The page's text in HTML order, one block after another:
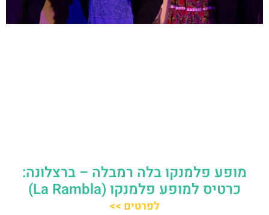
מופע פלמנקו בלה רמבלה – ברצלונה:
כרטיס למופע פלמנקו (La Rambla)
לפרטים >>